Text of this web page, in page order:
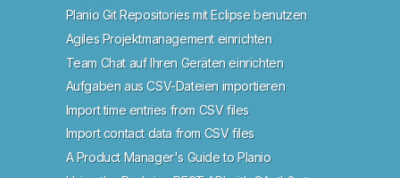
Planio Git Repositories mit Eclipse benutzen
Agiles Projektmanagement einrichten
Team Chat auf Ihren Geräten einrichten
Aufgaben aus CSV-Dateien importieren
Import time entries from CSV files
Import contact data from CSV files
A Product Manager's Guide to Planio